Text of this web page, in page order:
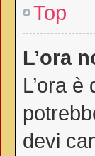
Top
L’ora
L’ora
devi